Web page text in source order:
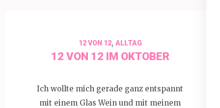
12 VON 12, ALLTAG
12 VON 12 IM OKTOBER
Ich wollte mich gerade ganz entspannt
mit einem Glas Wein und mit meinem